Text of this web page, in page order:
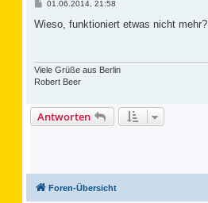
B
i
01.06.2014, 21:58
Wieso, funktioniert etwas nicht mehr?
Viele Grüße aus Berlin
Robert Beer
Antworten
Foren-Übersicht